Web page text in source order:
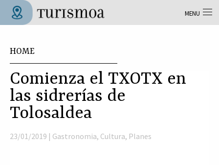
Skip to main content
HOME
Comienza el TXOTX en
las sidrerías de
Tolosaldea
23/01/2019 | Gastronomia, Cultura, Planes
MENU